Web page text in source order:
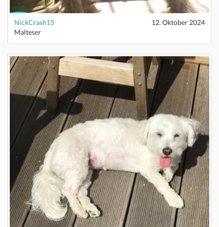
NickCrash15
12. Oktober 2024
Malteser